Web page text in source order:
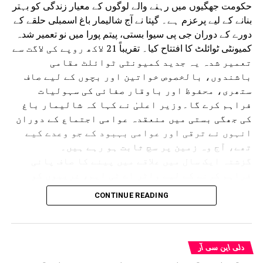
حکومت جھگیوں میں رہنے والے لوگوں کے معیار زندگی کو بہتر
بنانے کے لیے پرعزم ہے۔ گپتا نے آج شالیمار باغ اسمبلی حلقے کے
دورے کے دوران جی پی سیوا بستی، پیتم پورا میں نو تعمیر شدہ
کمیونٹی ٹوائلٹ کا افتتاح کیا۔ تقریباً 21 لاکھ روپے کی لاگت سے
تعمیر شدہ یہ جدید کمیونٹی ٹوائلٹ مقامی
باشندوں، بالخصوص خواتین اور بچوں کے لیے صاف
ستھری، محفوظ اور باوقار صفائی کی سہولیات
فراہم کرے گا۔وزیر اعلیٰ نے کہا کہ شالیمار باغ
کی جھگی بستی میں منعقدہ عوامی اجتماع کے دوران
انہوں نے ترقی اور عوامی بہبود کے جو وعدے کیے
تھے، آج وہ زمین پر سچ ثابت ہو رہے ہیں۔
سستا اور تغذیہ بخش کھانا فراہم کرنے کے لیے اٹل
کینٹین، پانی کی نئی پائپ لائن، سی سی ٹی وی
سیٹوں کی تعمیر کا کام بھی جاری ہے۔انہوں نے کہا کہ دہلی
CONTINUE READING
دلی این سی آر